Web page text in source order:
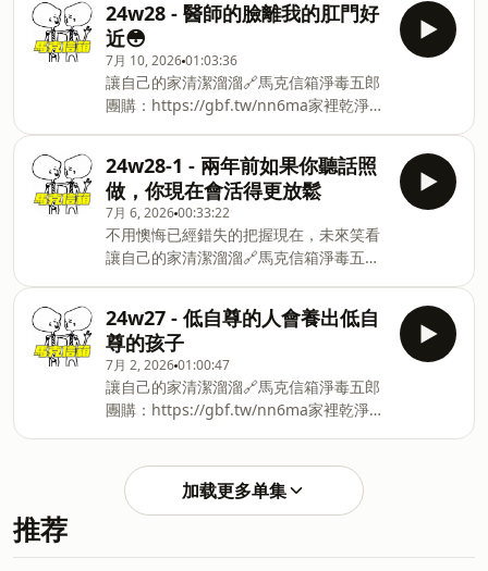
24w28 - 醫師的臉離我的肛門好
近😳
7月 10, 202601:03:36
讓自己的家清潔溜溜🔗馬克信箱淨毒五郎
團購：⁠⁠https://gbf.tw/nn6ma⁠家裡乾淨，
孩跟寶貝都能安心的淨毒五郎① 優惠組
合 8 折起，購買組合可享精選商品 8 折加
購價② 單品任選兩件 85 折③ 補充瓶任
選 5 件打 8 折🔗下單就有機會抽免單
唷：⁠⁠https://gbf.tw/nn6ma⁠----正確的投
資理財觀
念⁠⁠⁠⁠⁠⁠⁠⁠⁠⁠⁠⁠⁠⁠⁠⁠⁠⁠⁠⁠⁠⁠⁠⁠⁠⁠⁠⁠⁠⁠⁠⁠⁠https://www.pressplay.cc/link/s/73BEE2F3⁠⁠⁠⁠⁠⁠⁠⁠⁠⁠⁠⁠⁠⁠⁠⁠⁠⁠⁠⁠⁠⁠⁠⁠⁠⁠⁠⁠⁠⁠⁠破
除迷思，讓你的認知得到自由🐴
ig: ⁠⁠⁠⁠⁠⁠⁠⁠⁠⁠⁠⁠⁠⁠⁠⁠⁠⁠⁠⁠⁠⁠⁠⁠⁠⁠⁠⁠⁠⁠⁠⁠⁠⁠⁠⁠⁠⁠⁠⁠⁠⁠⁠⁠⁠⁠⁠⁠⁠⁠⁠⁠⁠⁠⁠⁠⁠⁠⁠⁠⁠⁠⁠⁠⁠⁠https://www.instagram.com
24w28-1 - 兩年前如果你聽話照
做，你現在會活得更放鬆
7月 6, 202600:33:22
不用懊悔已經錯失的把握現在，未來笑看
讓自己的家清潔溜溜🔗馬克信箱淨毒五郎
運氣自然就好無毒、環保、讓家裡的毛小
孩跟寶貝都能安心的淨毒五郎① 優惠組
合 8 折起，購買組合可享精選商品 8 折加
購價② 單品任選兩件 85 折③ 補充瓶任
選 5 件打 8 折🔗下單就有機會抽免單
唷：⁠⁠https://gbf.tw/nn6ma⁠----正確的投
資理財觀
念⁠⁠⁠⁠⁠⁠⁠⁠⁠⁠⁠⁠⁠⁠⁠⁠⁠⁠⁠⁠⁠⁠⁠⁠⁠⁠⁠⁠⁠⁠⁠⁠⁠https://www.pressplay.cc/link/s/73BEE2F3⁠⁠⁠⁠⁠⁠⁠⁠⁠⁠⁠⁠⁠⁠⁠⁠⁠⁠⁠⁠⁠⁠⁠⁠⁠⁠⁠⁠⁠⁠⁠破
除迷思，讓你的認知得到自由🐴
ig: ⁠⁠⁠⁠⁠⁠⁠⁠⁠⁠⁠⁠⁠⁠⁠⁠⁠⁠⁠⁠⁠⁠⁠⁠⁠⁠⁠⁠⁠⁠⁠⁠⁠⁠⁠⁠⁠⁠⁠⁠⁠⁠⁠⁠⁠⁠⁠⁠⁠⁠⁠⁠⁠⁠⁠⁠⁠⁠⁠⁠⁠⁠⁠⁠⁠⁠https:/
24w27 - 低自尊的人會養出低自
尊的孩子
7月 2, 202601:00:47
讓自己的家清潔溜溜🔗馬克信箱淨毒五郎
團購：⁠https://gbf.tw/nn6ma家裡乾淨，
合 8 折起，購買組合可享精選商品 8 折加
購價② 單品任選兩件 85 折③ 補充瓶任
加载更多单集
推荐